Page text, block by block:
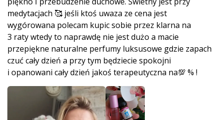
medytacjach 🥰 jeśli ktoś uwaza ze cena jest
wygórowana polecam kupic sobie przez klarna na
3 raty wtedy to naprawdę nie jest dużo a macie
przepiękne naturalne perfumy luksusowe gdzie zapach
czuć cały dzień a przy tym będziecie spokojni
i opanowani cały dzień jakoś terapeutyczna na💯 % !